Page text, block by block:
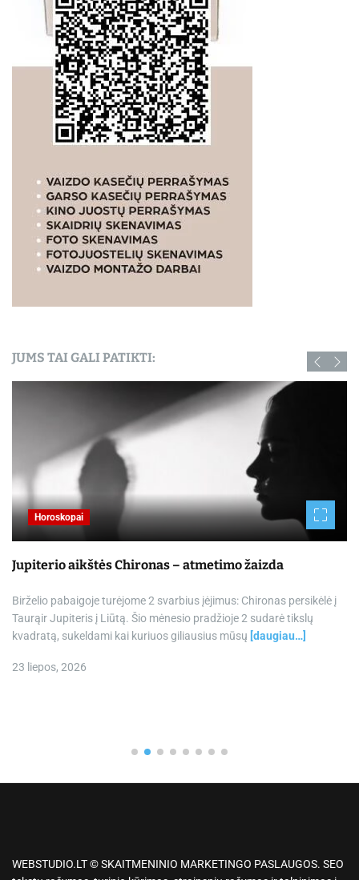
JUMS TAI GALI PATIKTI:
Horoskopai
Jupiterio aikštės Chironas – atmetimo žaizda
Birželio pabaigoje turėjome 2 svarbius įėjimus: Chironas persikėlė į
Taurąir Jupiteris į Liūtą. Šio mėnesio pradžioje 2 sudarė tikslų
kvadratą, sukeldami kai kuriuos giliausius mūsų [daugiau…]
23 liepos, 2026
WEBSTUDIO.LT © SKAITMENINIO MARKETINGO PASLAUGOS. SEO